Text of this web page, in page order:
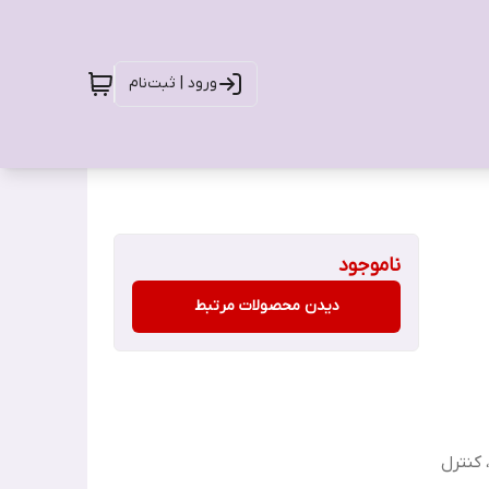
ورود | ثبت‌نام
ناموجود
دیدن محصولات مرتبط